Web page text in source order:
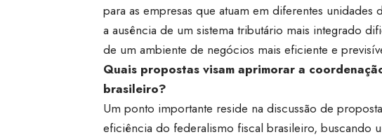
para as empresas que atuam em diferentes
a ausência de um sistema tributário mais integrado
de um ambiente de negócios mais eficiente e
Quais propostas visam aprimorar a
brasileiro?
Um ponto importante reside na discussão de
eficiência do federalismo fiscal brasileiro, buscando